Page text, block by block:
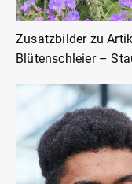
Zusatzbilder zu
Blütenschleier –